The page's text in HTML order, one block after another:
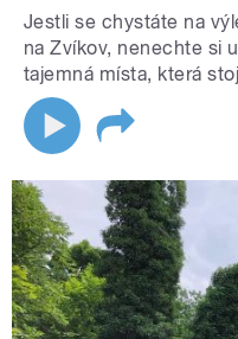
Jestli se chystáte na
na Zvíkov, nenechte si
tajemná místa, která